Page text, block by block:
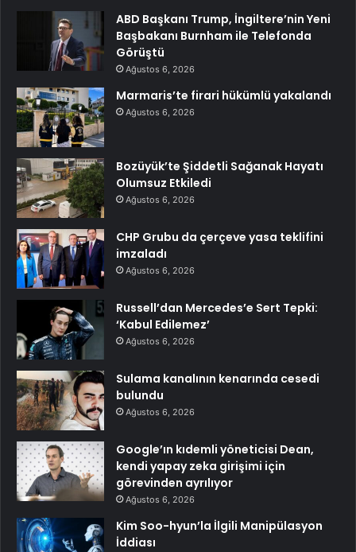
ABD Başkanı Trump, İngiltere’nin Yeni
Başbakanı Burnham ile Telefonda
Görüştü
Ağustos 6, 2026
Marmaris’te firari hükümlü yakalandı
Ağustos 6, 2026
Bozüyük’te Şiddetli Sağanak Hayatı
Olumsuz Etkiledi
Ağustos 6, 2026
CHP Grubu da çerçeve yasa teklifini
imzaladı
Ağustos 6, 2026
Russell’dan Mercedes’e Sert Tepki:
‘Kabul Edilemez’
Ağustos 6, 2026
Sulama kanalının kenarında cesedi
bulundu
Ağustos 6, 2026
Google’ın kıdemli yöneticisi Dean,
kendi yapay zeka girişimi için
görevinden ayrılıyor
Ağustos 6, 2026
Kim Soo-hyun’la İlgili Manipülasyon
İddiası